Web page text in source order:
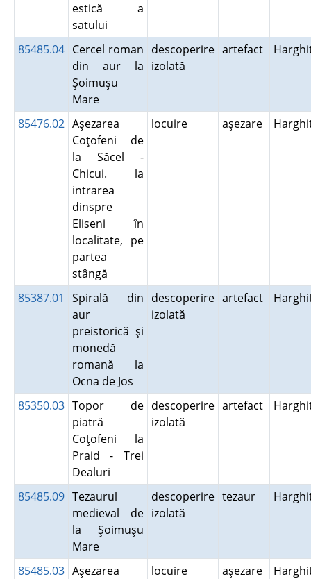
estică a
satului
85485.04 Cercel roman
din aur la
Şoimuşu
Mare
descoperire
izolată
artefact
85476.02 Aşezarea
Coţofeni de
la Săcel -
Chicui. la
intrarea
dinspre
Eliseni în
localitate, pe
partea
stângă
locuire aşezare
85387.01
Spirală din
aur
preistorică şi
monedă
romană la
Ocna de Jos
descoperire
izolată
artefact
85350.03 Topor de
piatră
Coţofeni la
Praid - Trei
Dealuri
descoperire
izolată
artefact
85485.09 Tezaurul
medieval de
la Şoimuşu
Mare
descoperire
izolată
tezaur
85485.03 Aşezarea
locuire aşezare